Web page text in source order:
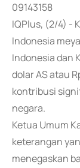
09143158
IQPlus, (2/4) -
Indonesia
Indonesia dan
dolar AS atau
kontribusi
negara.
Ketua Umum
keterangan
menegaskan